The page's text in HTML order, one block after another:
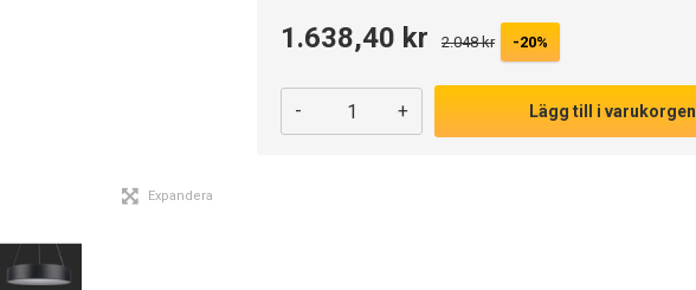
Expandera
1.638,40 kr 2.048 kr -20%
- + Lägg till i varukorgen